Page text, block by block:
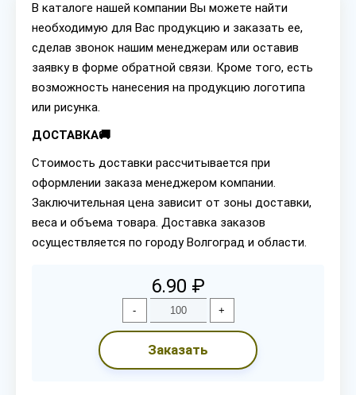
В каталоге нашей компании Вы можете найти
необходимую для Вас продукцию и заказать ее,
сделав звонок нашим менеджерам или оставив
заявку в форме обратной связи. Кроме того, есть
возможность нанесения на продукцию логотипа
или рисунка.
ДОСТАВКА🚚
Стоимость доставки рассчитывается при
оформлении заказа менеджером компании.
Заключительная цена зависит от зоны доставки,
веса и объема товара. Доставка заказов
осуществляется по городу Волгоград и области.
6.90 ₽
- +
Заказать